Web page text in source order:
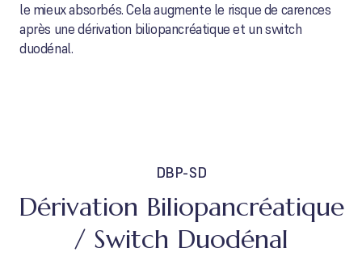
le mieux absorbés. Cela augmente le risque de carences
après une dérivation biliopancréatique et un switch
duodénal.
DBP-SD
Dérivation Biliopancréatique
/ Switch Duodénal